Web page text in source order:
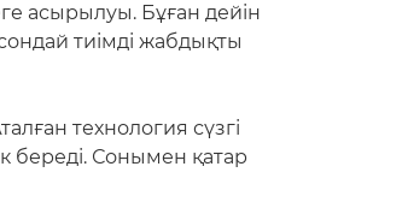
асырылуы. Бұған дейін
тиімді жабдықты
технология сүзгі
береді. Сонымен қатар